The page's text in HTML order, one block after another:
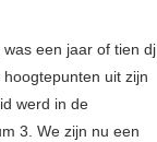
een jaar of tien dj
uit zijn
werd in de
3. We zijn nu een